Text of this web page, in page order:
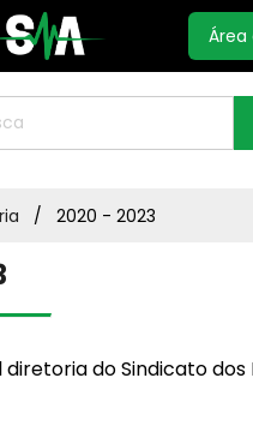
Documentos
Área
2020 - 2023
do Sindicato dos